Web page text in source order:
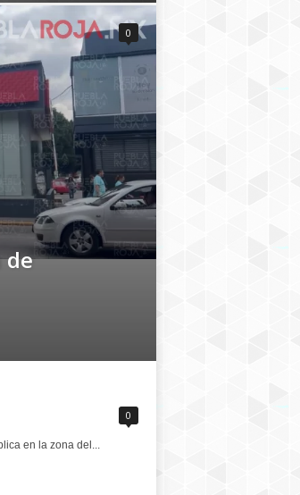
de
0
0
en la zona del...